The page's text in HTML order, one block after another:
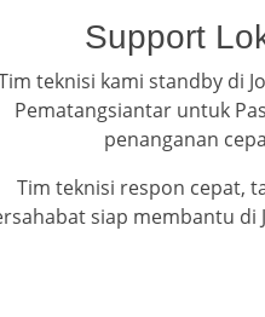
Support
teknisi kami standby di
Pematangsiantar untuk
penanganan
Tim teknisi respon cepat,
siap membantu di